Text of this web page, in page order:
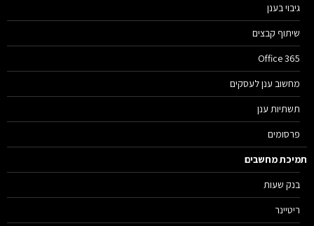
גיבוי בענן
שיתוף קבצים
Office 365
מחשוב ענן לעסקים
תשתיות ענן
פרסומים
מחשבים
בנק שעות
ריטיינר